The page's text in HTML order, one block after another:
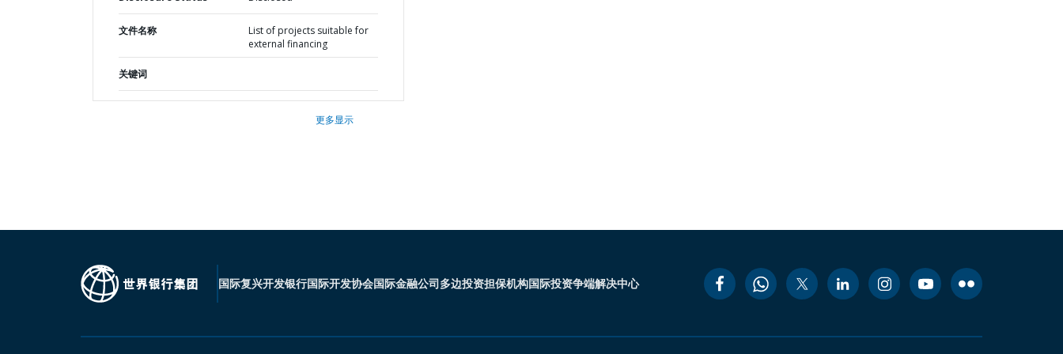
文件名称
List of projects suitable for
external financing
关键词
更多显示
国际复兴开发银行国际开发协会国际金融公司多边投资担保机构国际投资争端解决中心